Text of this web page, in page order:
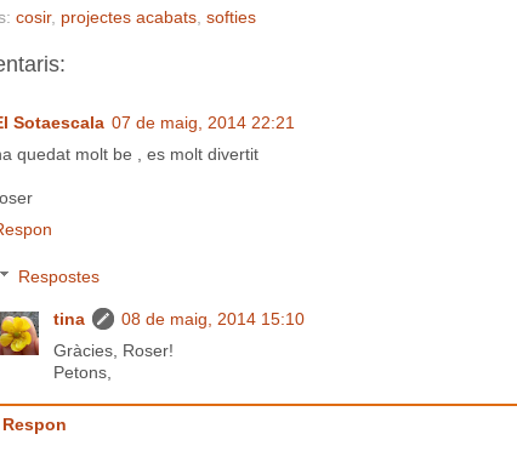
cosir, projectes acabats softies
Sotaescala 07 de maig, 2014 22:21
quedat molt be , es molt divertit
Respostes
tina
08 de maig, 2014 15:10
Gràcies, Roser!
Petons,
Respon